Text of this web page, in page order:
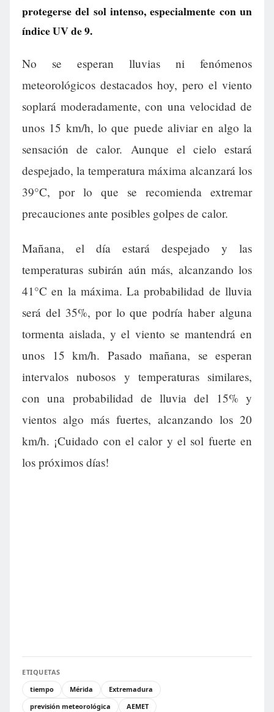
protegerse del sol intenso, especialmente con un
índice UV de 9.
No se esperan lluvias ni fenómenos
meteorológicos destacados hoy, pero el viento
soplará moderadamente, con una velocidad de
unos 15 km/h, lo que puede aliviar en algo la
sensación de calor. Aunque el cielo estará
despejado, la temperatura máxima alcanzará los
39°C, por lo que se recomienda extremar
precauciones ante posibles golpes de calor.
Mañana, el día estará despejado y las
temperaturas subirán aún más, alcanzando los
41°C en la máxima. La probabilidad de lluvia
será del 35%, por lo que podría haber alguna
tormenta aislada, y el viento se mantendrá en
unos 15 km/h. Pasado mañana, se esperan
intervalos nubosos y temperaturas similares,
con una probabilidad de lluvia del 15% y
vientos algo más fuertes, alcanzando los 20
km/h. ¡Cuidado con el calor y el sol fuerte en
los próximos días!
ETIQUETAS
tiempo
Mérida
Extremadura
previsión meteorológica
AEMET